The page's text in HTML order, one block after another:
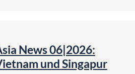
News 06|2026:
und Singapur